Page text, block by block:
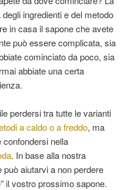
ingredienti e del metodo
in casa il sapone che avete
può essere complicata, sia
cominciato da poco, sia
abbiate una certa
perdersi tra tutte le varianti
a caldo o a freddo, ma
confondersi nella
. In base alla nostra
aiutarvi a non perdere
il vostro prossimo sapone.